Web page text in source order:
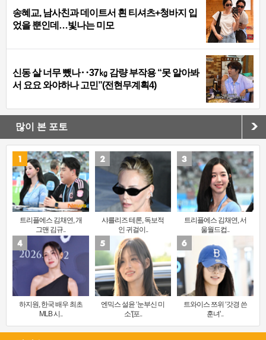
송혜교, 남사친과 데이트서 흰 티셔츠+청바지 입
었을 뿐인데…빛나는 미모
신동 살 너무 뺐나‥37㎏ 감량 부작용 “못 알아봐
서 요요 와야하나 고민”(전현무계획4)
많이 본 포토
트리플에스 김채연, 개
그맨 김규..
샤를리즈 테론, 독보적
인 귀걸이..
트리플에스 김채연, 서
울월드컵..
하지원, 한국 배우 최초
MLB 시..
엔믹스 설윤 ‘눈부신 미
소’[포..
트와이스 쯔위 ‘갓경 쓴
훈녀’..